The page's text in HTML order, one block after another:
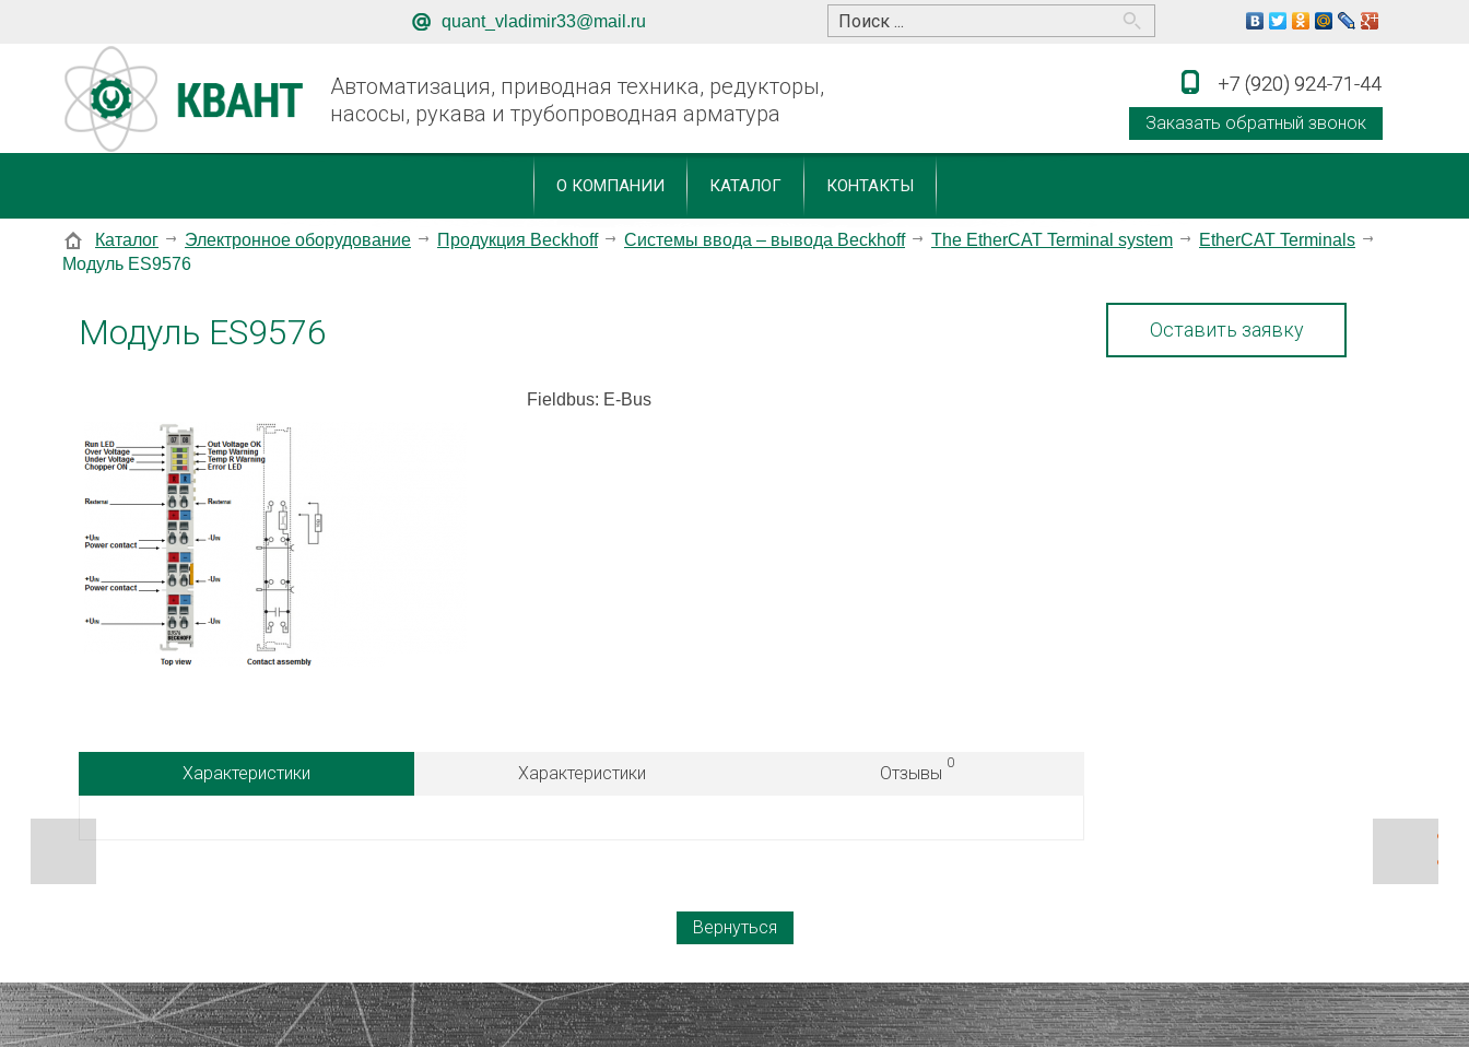
quant_vladimir33@mail.ru
Автоматизация, приводная техника, редукторы,
насосы, рукава и трубопроводная арматура
+7 (920) 924-71-44
Заказать обратный звонок
+7 (920) 924-71-44
О КОМПАНИИ КАТАЛОГ КОНТАКТЫ
Каталог Электронное оборудование Продукция Beckhoff Системы ввода – вывода Beckhoff The EtherCAT Terminal system
EtherCAT Terminals
Модуль ES9576
Модуль ES9576
Fieldbus: E-Bus
Оставить заявку
Характеристики Характеристики Отзывы
0
Вернуться